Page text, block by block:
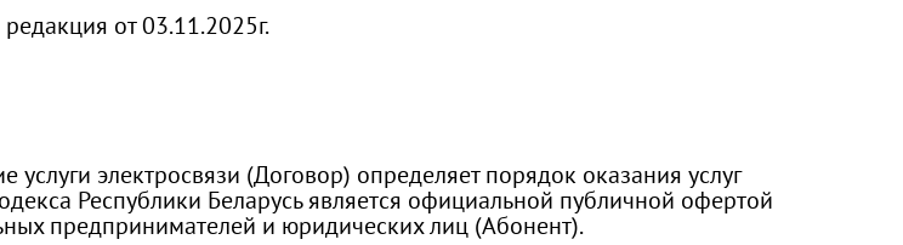
электросвязи (Договор) определяет порядок оказания услуг
Республики Беларусь является официальной публичной офертой
предпринимателей и юридических лиц (Абонент).